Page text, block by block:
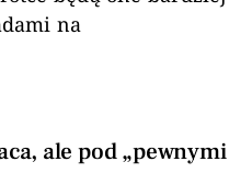
na
ale pod „pewnymi